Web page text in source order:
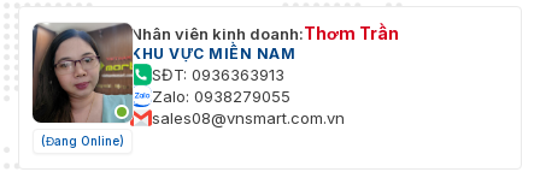
(Đang Online)
Nhân viên kinh doanh:Thơm Trần
KHU VỰC MIỀN NAM
SĐT: 0936363913
Zalo: 0938279055
sales08@vnsmart.com.vn